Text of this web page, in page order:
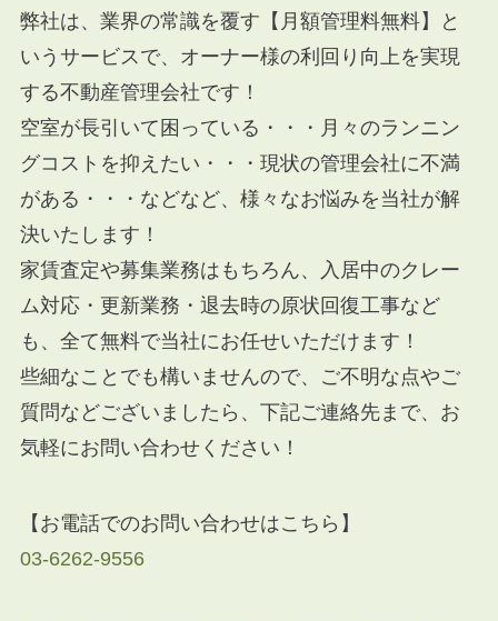
弊社は、業界の常識を覆す【月額管理料無料】と
いうサービスで、オーナー様の利回り向上を実現
する不動産管理会社です！
空室が長引いて困っている・・・月々のランニン
グコストを抑えたい・・・現状の管理会社に不満
がある・・・などなど、様々なお悩みを当社が解
決いたします！
家賃査定や募集業務はもちろん、入居中のクレー
ム対応・更新業務・退去時の原状回復工事など
も、全て無料で当社にお任せいただけます！
些細なことでも構いませんので、ご不明な点やご
質問などございましたら、下記ご連絡先まで、お
気軽にお問い合わせください！
【お電話でのお問い合わせはこちら】
03-6262-9556